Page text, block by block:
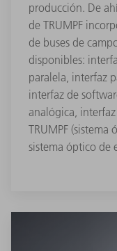
producción. De
de TRUMPF
de buses de
disponibles:
paralela, interfaz
interfaz de
analógica,
TRUMPF
sistema óptico de